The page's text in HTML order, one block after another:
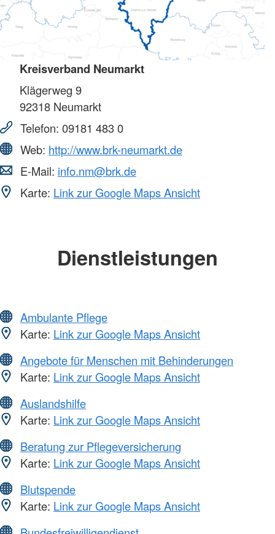
Kreisverband Neumarkt
Klägerweg 9
92318 Neumarkt
Telefon: 09181 483 0
Web: http://www.brk-neumarkt.de
E-Mail: info.nm@brk.de
Karte: Link zur Google Maps Ansicht
Dienstleistungen
Ambulante Pflege
Karte: Link zur Google Maps Ansicht
Angebote für Menschen mit Behinderungen
Karte: Link zur Google Maps Ansicht
Auslandshilfe
Karte: Link zur Google Maps Ansicht
Beratung zur Pflegeversicherung
Karte: Link zur Google Maps Ansicht
Blutspende
Karte: Link zur Google Maps Ansicht